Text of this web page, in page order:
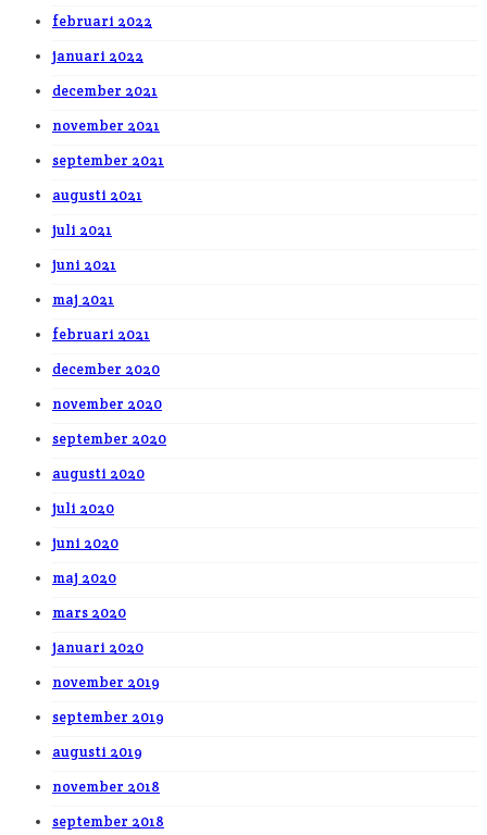
februari 2022
januari 2022
december 2021
november 2021
september 2021
augusti 2021
juli 2021
juni 2021
maj 2021
februari 2021
december 2020
november 2020
september 2020
augusti 2020
juli 2020
juni 2020
maj 2020
mars 2020
januari 2020
november 2019
september 2019
augusti 2019
november 2018
september 2018